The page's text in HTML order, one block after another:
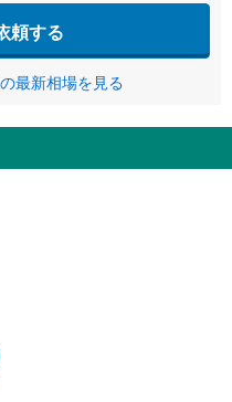
頼する
最新相場を見る